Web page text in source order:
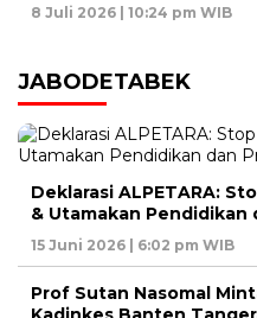
8 Juli 2026 | 10:24 pm WIB
JABODETABEK
Deklarasi ALPETARA:
& Utamakan Pendidikan
15 Juni 2026 | 6:02 pm WIB
Prof Sutan Nasomal